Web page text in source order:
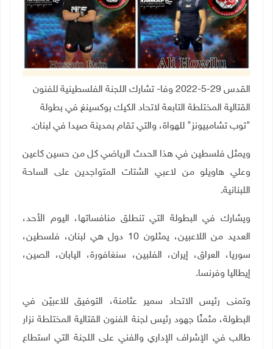
القدس 29-5-2022 وفا- تشارك اللجنة الفلسطينية للفنون
القتالية المختلطة التابعة لاتحاد الكيك بوكسينغ في بطولة
"توب تشامبيونز" للهواة، والتي تقام بمدينة صيدا في لبنان.
ويمثل فلسطين في هذا الحدث الرياضي كل من حسين كاعين
وعلي هاويلو من لاعبي الشتات المتواجدين على الساحة
اللبنانية.
ويشارك في البطولة التي تنطلق منافساتها، اليوم الأحد،
العديد من اللاعبين، يمثلون 10 دول هي لبنان، فلسطين،
سوريا، العراق، إيران، الفلبين، سنغافورة، اليابان، الصين،
إيطاليا وفرنسا.
وتمنى رئيس الاتحاد سمير عثامنة، التوفيق للاعبيّن في
البطولة، مثمنًا جهود رئيس لجنة الفنون القتالية المختلطة نزار
طالب في الإشراف الإداري والفني على اللجنة التي استطاع